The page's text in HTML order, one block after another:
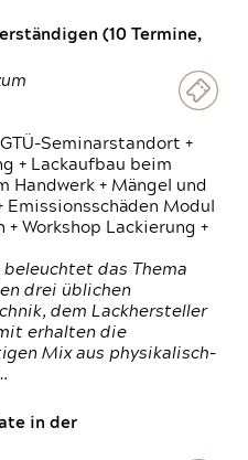
(10 Termine,
Seminarstandort +
+ Lackaufbau beim
Handwerk + Mängel und
Emissionsschäden Modul
+ Workshop Lackierung +
das Thema
drei üblichen
dem Lackhersteller
erhalten die
Mix aus physikalisch-
in der